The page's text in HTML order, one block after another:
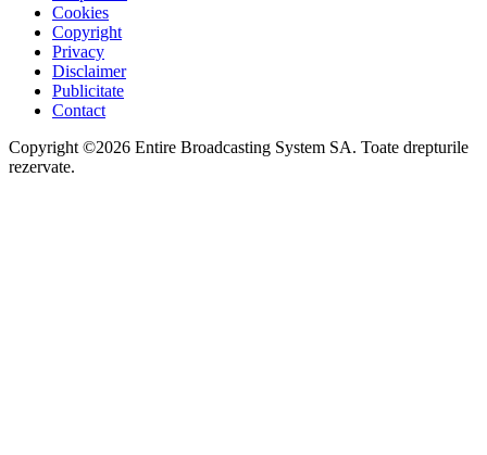
Cookies
Copyright
Privacy
Disclaimer
Publicitate
Contact
Copyright ©2026 Entire Broadcasting System SA. Toate drepturile
rezervate.